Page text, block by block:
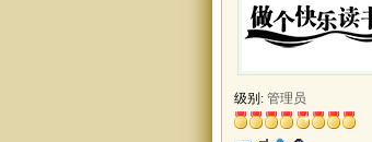
级别: 管理员